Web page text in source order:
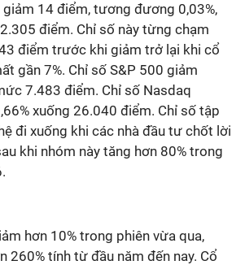
14 điểm, tương đương 0,03%,
điểm. Chỉ số này từng chạm
điểm trước khi giảm trở lại khi cổ
gần 7%. Chỉ số S&P 500 giảm
7.483 điểm. Chỉ số Nasdaq
xuống 26.040 điểm. Chỉ số tập
đi xuống khi các nhà đầu tư chốt lời
khi nhóm này tăng hơn 80% trong
hơn 10% trong phiên vừa qua,
260% tính từ đầu năm đến nay. Cổ